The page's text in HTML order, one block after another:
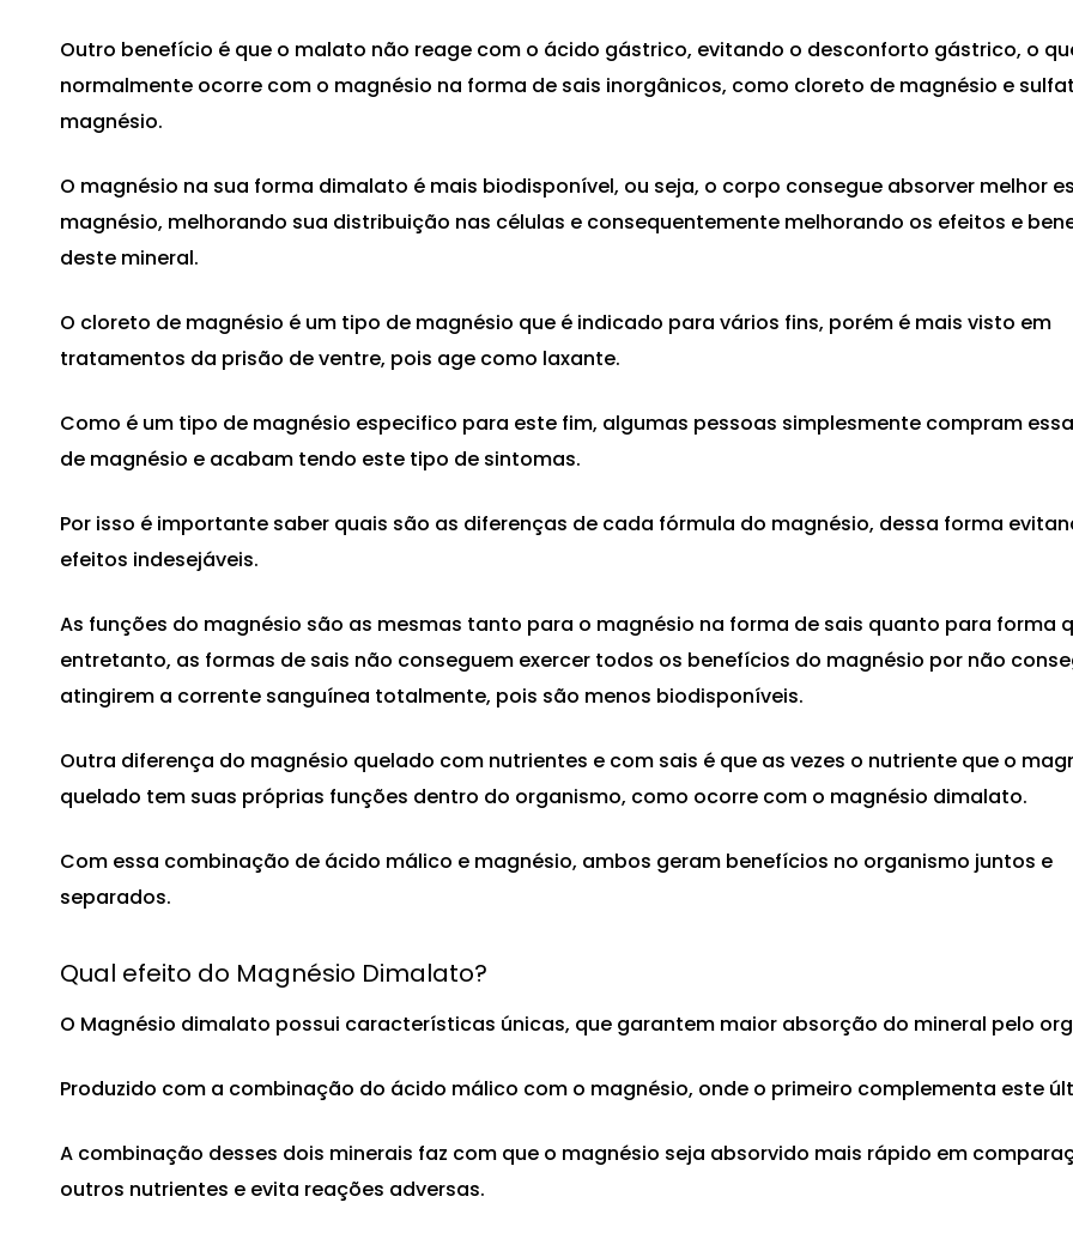
Outro benefício é que o malato não reage com o ácido gástrico, evitando o desconforto gástrico, o
normalmente ocorre com o magnésio na forma de sais inorgânicos, como cloreto de magnésio e
magnésio.
O magnésio na sua forma dimalato é mais biodisponível, ou seja, o corpo consegue absorver melhor
magnésio, melhorando sua distribuição nas células e consequentemente melhorando os efeitos e
deste mineral.
O cloreto de magnésio é um tipo de magnésio que é indicado para vários fins, porém é mais visto em
tratamentos da prisão de ventre, pois age como laxante.
Como é um tipo de magnésio especifico para este fim, algumas pessoas simplesmente compram
de magnésio e acabam tendo este tipo de sintomas.
Por isso é importante saber quais são as diferenças de cada fórmula do magnésio, dessa forma
efeitos indesejáveis.
As funções do magnésio são as mesmas tanto para o magnésio na forma de sais quanto para forma
entretanto, as formas de sais não conseguem exercer todos os benefícios do magnésio por não
atingirem a corrente sanguínea totalmente, pois são menos biodisponíveis.
Outra diferença do magnésio quelado com nutrientes e com sais é que as vezes o nutriente que o
quelado tem suas próprias funções dentro do organismo, como ocorre com o magnésio dimalato.
Com essa combinação de ácido málico e magnésio, ambos geram benefícios no organismo juntos e
separados.
Qual efeito do Magnésio Dimalato?
O Magnésio dimalato possui características únicas, que garantem maior absorção do mineral pelo
Produzido com a combinação do ácido málico com o magnésio, onde o primeiro complementa este
A combinação desses dois minerais faz com que o magnésio seja absorvido mais rápido em
outros nutrientes e evita reações adversas.